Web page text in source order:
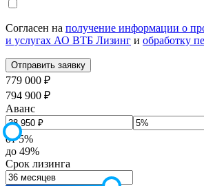
Согласен на получение информации о
и услугах АО ВТБ Лизинг и обработку
779 000 ₽
794 900 ₽
Аванс
от 5%
до 49%
Срок лизинга